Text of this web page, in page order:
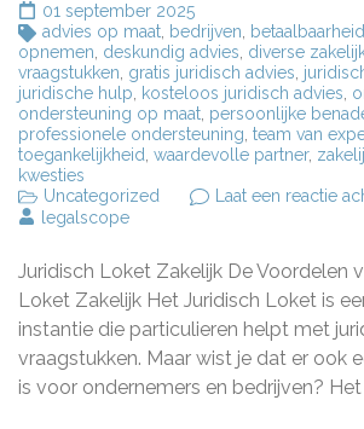
01 september 2025
advies op maat, bedrijven, betaalbaarheid
opnemen, deskundig advies, diverse
vraagstukken, gratis juridisch advies,
juridische hulp, kosteloos juridisch advies,
ondersteuning op maat, persoonlijke
professionele ondersteuning, team van
toegankelijkheid, waardevolle partner,
kwesties
Uncategorized
Laat een reactie
legalscope
Juridisch Loket Zakelijk De Voordelen
Loket Zakelijk Het Juridisch Loket is
instantie die particulieren helpt met
vraagstukken. Maar wist je dat er ook
is voor ondernemers en bedrijven?